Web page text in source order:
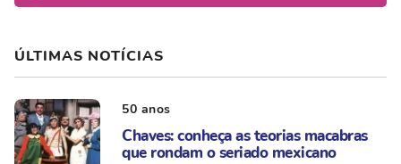
ÚLTIMAS NOTÍCIAS
50 anos
Chaves: conheça as teorias macabras
que rondam o seriado mexicano